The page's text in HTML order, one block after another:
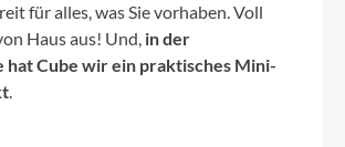
für alles, was Sie vorhaben. Voll
Haus aus! Und, in der
hat Cube wir ein praktisches Mini-
.